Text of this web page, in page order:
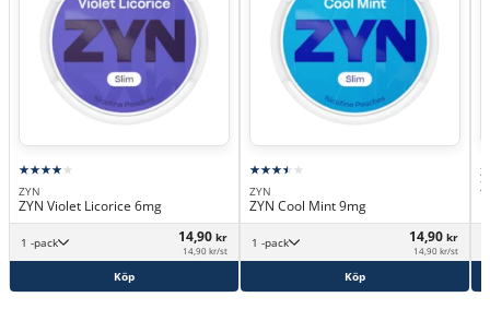
ZYN
ZYN Violet Licorice 6mg
1 -pack 14,90 kr
14,90 kr/st
Köp
ZYN
ZYN Cool Mint 9mg
1 -pack 14,90 kr
14,90 kr/st
Köp